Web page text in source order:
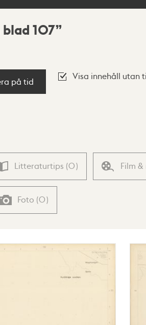
107
på tid
Visa innehåll utan
Litteraturtips (0) Film
Foto (0)